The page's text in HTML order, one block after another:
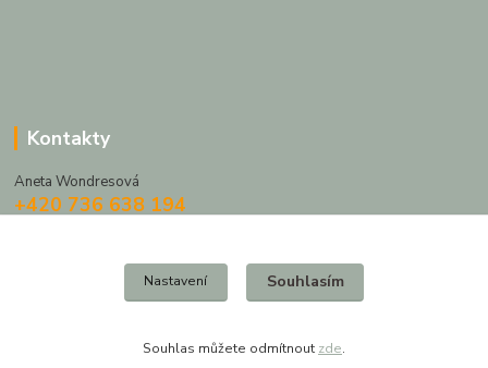
Kontakty
Aneta Wondresová
+420 736 638 194
obchod@dekoracejesenice.cz
Nastavení Souhlasím
Souhlas můžete odmítnout zde.